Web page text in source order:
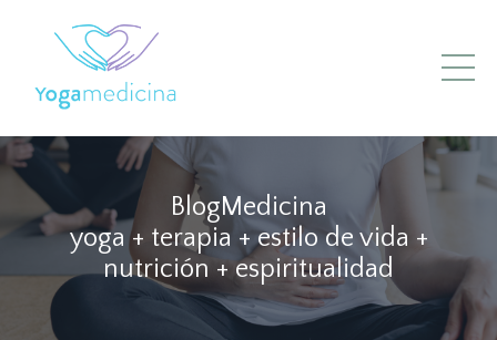
BlogMedicina
yoga + terapia + estilo de vida +
nutrición + espiritualidad